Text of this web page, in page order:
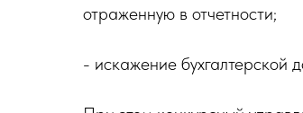
отраженную в отчетности;
- искажение бухгалтерской